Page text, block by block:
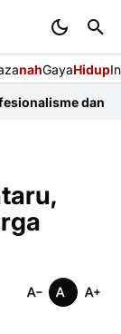
nahGayaHidup
dan KEJ